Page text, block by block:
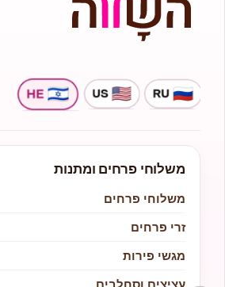
משלוחי פרחים ומתנות
משלוחי פרחים
זרי פרחים
מגשי פירות